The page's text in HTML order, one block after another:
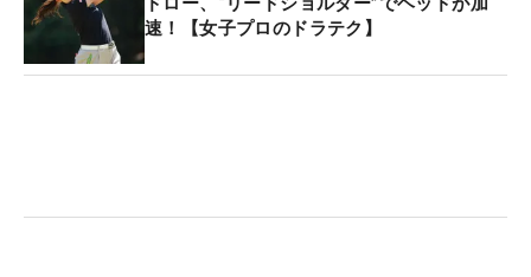
速！【女子プロのドラテク】